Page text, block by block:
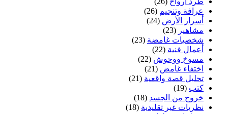
عرافة وتنجيم (26)
أسرار الأرض (24)
مشاهير (23)
شخصيات غامضة (23)
أعمال فنية (22)
مسوخ ووحوش (22)
اختفاء غامض (21)
تحليل قصة واقعية (21)
كتب (19)
خروج من الجسد (18)
نظريات غير تقليدية (18)